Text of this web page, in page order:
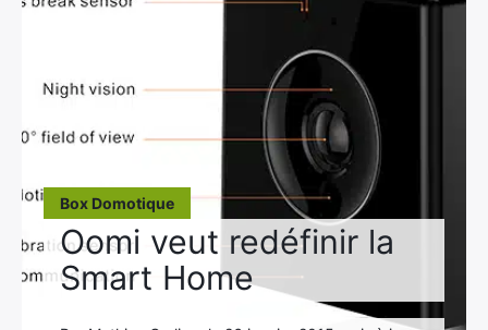
Box Domotique
Oomi veut redéfinir la
Smart Home